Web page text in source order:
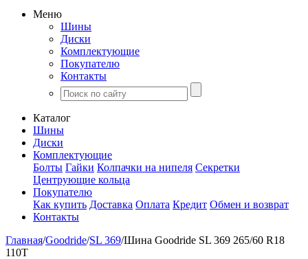
Меню
Шины
Диски
Комплектующие
Покупателю
Контакты
Каталог
Шины
Диски
Комплектующие
Болты Гайки Колпачки на нипеля Секретки
Центрующие кольца
Покупателю
Как купить Доставка Оплата Кредит Обмен и возврат
Контакты
Главная/Goodride/SL 369/Шина Goodride SL 369 265/60 R18
110T